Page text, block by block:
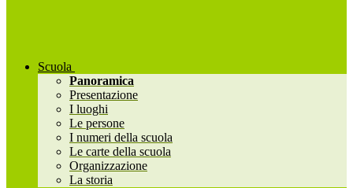
Scuola
Panoramica
Presentazione
I luoghi
Le persone
I numeri della scuola
Le carte della scuola
Organizzazione
La storia